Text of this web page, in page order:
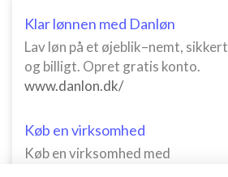
Klar lønnen med Danløn
Lav løn på et øjeblik–nemt, sikkert
og billigt. Opret gratis konto.
www.danlon.dk/
Køb en virksomhed
Køb en virksomhed med